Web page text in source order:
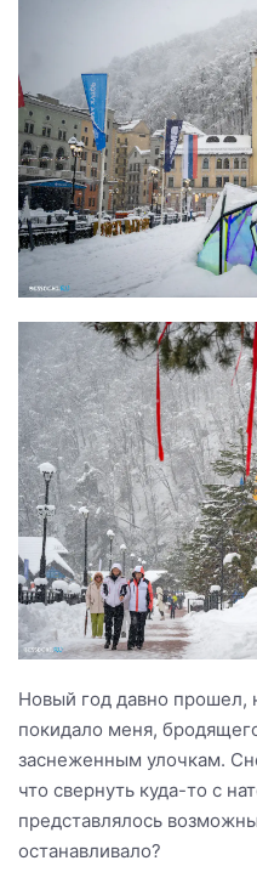
Новый год давно прошел,
покидало меня,
заснеженным улочкам.
что свернуть куда-то с
представлялось
останавливало?